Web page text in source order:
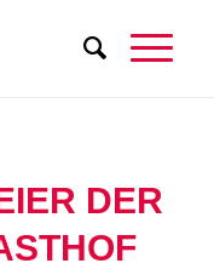
DER